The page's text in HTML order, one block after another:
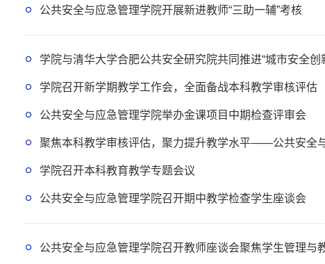
公共安全与应急管理学院开展新进教师“三助一辅”考核
学院与清华大学合肥公共安全研究院共同推进“城市安全创
学院召开新学期教学工作会，全面备战本科教学审核评估
公共安全与应急管理学院举办金课项目中期检查评审会
聚焦本科教学审核评估，聚力提升教学水平——公共安全
学院召开本科教育教学专题会议
公共安全与应急管理学院召开期中教学检查学生座谈会
公共安全与应急管理学院召开教师座谈会聚焦学生管理与